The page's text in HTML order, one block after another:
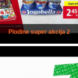
Plodine super akcija 2